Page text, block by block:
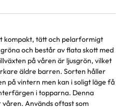
kompakt, tätt och pelarformigt
och består av flata skott med
på våren är ljusgrön, vilket
äldre barren. Sorten håller
på vintern men kan i soligt läge få
i topparna. Denna
Används oftast som